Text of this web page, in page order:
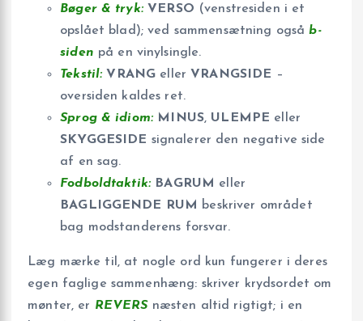
Bøger & tryk: VERSO (venstresiden i et
opslået blad); ved sammensætning ogsåb-
siden på en vinylsingle.
Tekstil: VRANG eller VRANGSIDE –
oversiden kaldes ret.
Sprog & idiom: MINUS, ULEMPE eller
SKYGGESIDE signalerer den negative side
af en sag.
Fodboldtaktik: BAGRUM eller
BAGLIGGENDE RUM
beskriver området
bag modstanderens forsvar.
Læg mærke til, at nogle ord kun fungerer i deres
egen faglige sammenhæng: skriver krydsordet om
mønter, er REVERSnæsten altid rigtigt; i en